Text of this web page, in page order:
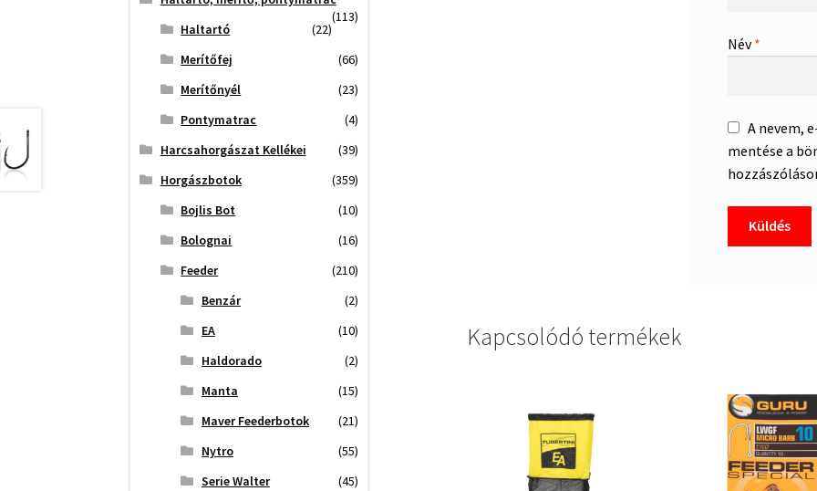
Név*
A nevem,
mentése a
Kapcsolódó termékek
(113)
Haltartó
(22)
Merítőfej
(66)
Merítőnyél
(23)
Pontymatrac
(4)
Harcsahorgászat Kellékei
(39)
Horgászbotok
(359)
Bojlis Bot
(10)
Bolognai
(16)
Feeder
(210)
Benzár
(2)
EA
(10)
Haldorado
(2)
Manta
(15)
Maver Feederbotok
(21)
Nytro
(55)
Serie Walter
(45)